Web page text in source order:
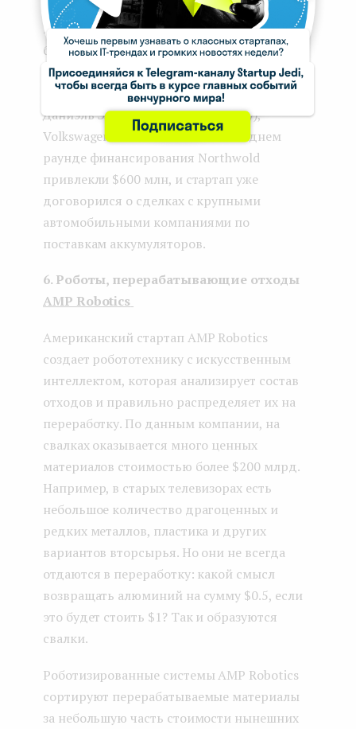
Компания Northwold была основана
бывшим исполнительным сотрудником
Tesla Питером Карлссоном. Этот стартап
привлек внимание таких инвесторов, как
Даниэль Элька (основатель Spotify),
Volkswagen и Norrsken VC. В последнем
раунде финансирования Northwold
привлекли $600 млн, и стартап уже
договорился о сделках с крупными
автомобильными компаниями по
поставкам аккумуляторов.
6. Роботы, перерабатывающие отходы
AMP Robotics
Американский стартап AMP Robotics
создает робототехнику с искусственным
интеллектом, которая анализирует состав
отходов и правильно распределяет их на
переработку. По данным компании, на
свалках оказывается много ценных
материалов стоимостью более $200 млрд.
Например, в старых телевизорах есть
небольшое количество драгоценных и
редких металлов, пластика и других
вариантов вторсырья. Но они не всегда
отдаются в переработку: какой смысл
возвращать алюминий на сумму $0.5, если
это будет стоить $1? Так и образуются
свалки.
Роботизированные системы AMP Robotics
сортируют перерабатываемые материалы
за небольшую часть стоимости нынешних